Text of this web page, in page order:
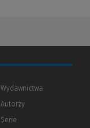
Wydawnictwa
Autorzy
Serie